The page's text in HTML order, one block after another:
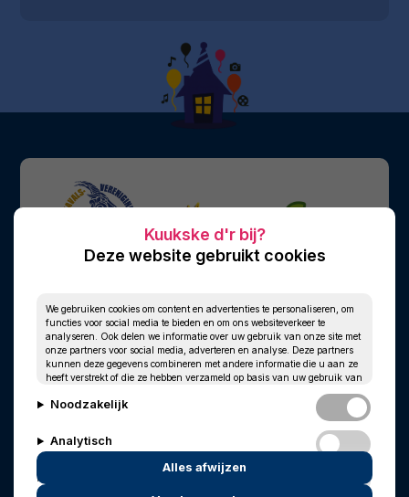
Deze website gebruikt cookies
We gebruiken cookies om content en advertenties te personaliseren, om
functies voor social media te bieden en om ons websiteverkeer te
analyseren. Ook delen we informatie over uw gebruik van onze site met
onze partners voor social media, adverteren en analyse. Deze partners
kunnen deze gegevens combineren met andere informatie die u aan ze
heeft verstrekt of die ze hebben verzameld op basis van uw gebruik van
Noodzakelijk
Analytisch
Alles afwijzen